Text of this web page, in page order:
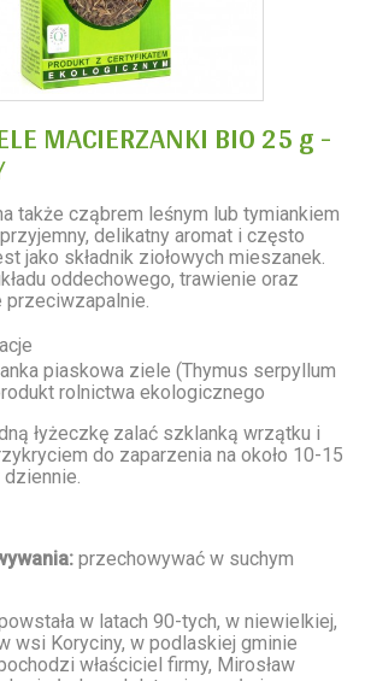
MACIERZANKI BIO 25 g -
także cząbrem leśnym lub tymiankiem
delikatny aromat i często
jako składnik ziołowych mieszanek.
oddechowego, trawienie oraz
przeciwzapalnie.
piaskowa ziele (Thymus serpyllum
rolnictwa ekologicznego
łyżeczkę zalać szklanką wrzątku i
do zaparzenia na około 10-15
przechowywać w suchym
w latach 90-tych, w niewielkiej,
wsi Koryciny, w podlaskiej gminie
właściciel firmy, Mirosław